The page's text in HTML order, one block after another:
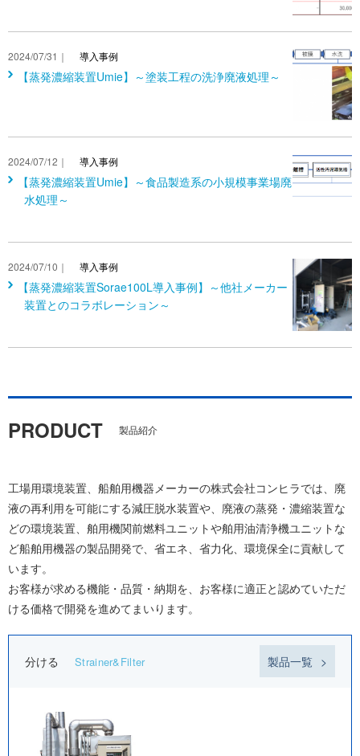
2024/07/31｜ 導入事例
【蒸発濃縮装置Umie】～塗装工程の洗浄廃液処理～
2024/07/12｜ 導入事例
【蒸発濃縮装置Umie】～食品製造系の小規模事業場廃
水処理～
2024/07/10｜ 導入事例
【蒸発濃縮装置Sorae100L導入事例】～他社メーカー
装置とのコラボレーション～
PRODUCT 製品紹介
工場用環境装置、船舶用機器メーカーの株式会社コンヒラでは、廃
液の再利用を可能にする減圧脱水装置や、廃液の蒸発・濃縮装置な
どの環境装置、舶用機関前燃料ユニットや舶用油清浄機ユニットな
ど船舶用機器の製品開発で、省エネ、省力化、環境保全に貢献して
います。
お客様が求める機能・品質・納期を、お客様に適正と認めていただ
ける価格で開発を進めてまいります。
分ける Strainer&Filter 製品一覧